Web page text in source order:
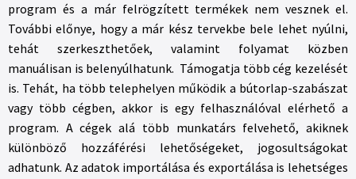
program és a már felrögzített termékek nem vesznek el.
További előnye, hogy a már kész tervekbe bele lehet nyúlni,
tehát szerkeszthetőek, valamint folyamat közben
manuálisan is belenyúlhatunk. Támogatja több cég kezelését
is. Tehát, ha több telephelyen működik a bútorlap-szabászat
vagy több cégben, akkor is egy felhasználóval elérhető a
program. A cégek alá több munkatárs felvehető, akiknek
különböző hozzáférési lehetőségeket, jogosultságokat
adhatunk. Az adatok importálása és exportálása is lehetséges